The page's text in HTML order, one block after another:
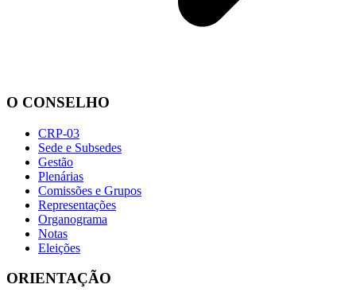
O CONSELHO
CRP-03
Sede e Subsedes
Gestão
Plenárias
Comissões e Grupos
Representações
Organograma
Notas
Eleições
ORIENTAÇÃO